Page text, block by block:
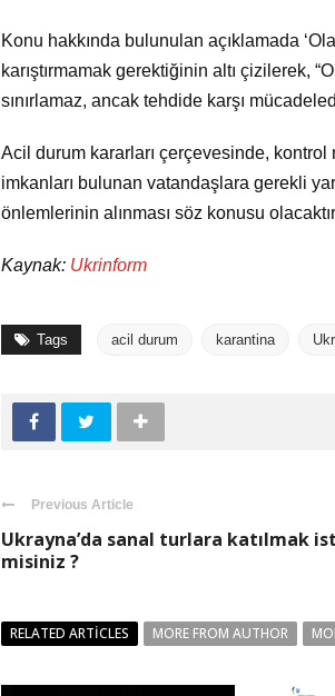
Konu hakkında bulunulan açıklamada
karıştırmamak gerektiğinin altı çizilerek,
sınırlamaz, ancak tehdide karşı
Acil durum kararları çerçevesinde, kontrol
imkanları bulunan vatandaşlara gerekli
önlemlerinin alınması söz konusu
Kaynak: Ukrinform
Tags acil durum karantina
Previous Article
Ukrayna’da sanal turlara katılmak
misiniz ?
RELATED ARTICLES MORE FROM AUTHOR